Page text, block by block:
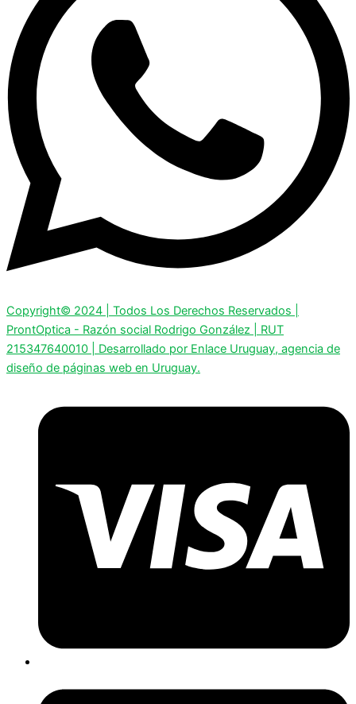
Copyright© 2024 | Todos Los Derechos Reservados |
ProntOptica - Razón social Rodrigo González | RUT
215347640010 | Desarrollado por Enlace Uruguay, agencia de
diseño de páginas web en Uruguay.